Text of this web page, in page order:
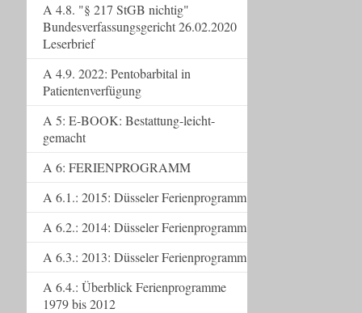
A 4.8. "§ 217 StGB nichtig"
Bundesverfassungsgericht 26.02.2020
Leserbrief
A 4.9. 2022: Pentobarbital in
Patientenverfügung
A 5: E-BOOK: Bestattung-leicht-
gemacht
A 6: FERIENPROGRAMM
A 6.1.: 2015: Düsseler Ferienprogramm
A 6.2.: 2014: Düsseler Ferienprogramm
A 6.3.: 2013: Düsseler Ferienprogramm
A 6.4.: Überblick Ferienprogramme
1979 bis 2012